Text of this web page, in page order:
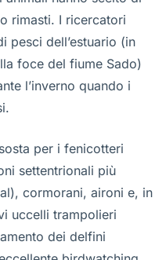
rimasti. I ricercatori
pesci dell’estuario (in
foce del fiume Sado)
l’inverno quando i
per i fenicotteri
settentrionali più
cormorani, aironi e, in
uccelli trampolieri
dei delfini